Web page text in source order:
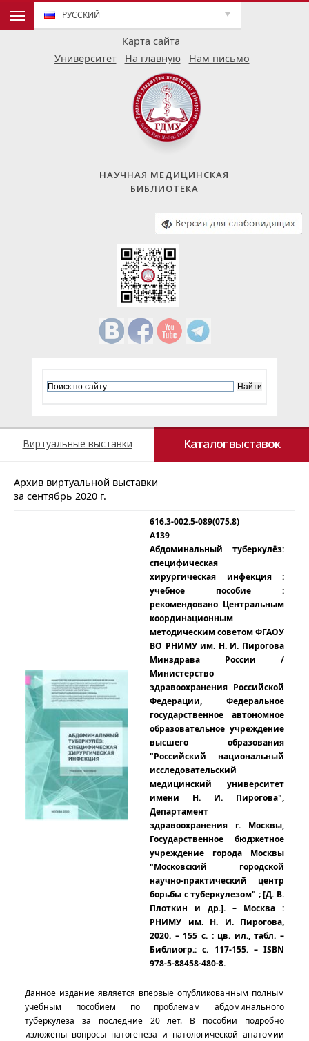
Карта сайта
РУССКИЙ
Университет На главную Нам письмо
НАУЧНАЯ МЕДИЦИНСКАЯ
БИБЛИОТЕКА
Виртуальные выставки Каталог выставок
Архив виртуальной выставки
за сентябрь 2020 г.
616.3-002.5-089(075.8)
А139
Абдоминальный туберкулёз:
специфическая
хирургическая инфекция :
учебное пособие :
рекомендовано Центральным
координационным
методическим советом ФГАОУ
ВО РНИМУ им. Н. И. Пирогова
Минздрава России /
Министерство
здравоохранения Российской
Федерации, Федеральное
государственное автономное
образовательное учреждение
высшего образования
"Российский национальный
исследовательский
медицинский университет
имени Н. И. Пирогова",
Департамент
здравоохранения г. Москвы,
Государственное бюджетное
учреждение города Москвы
"Московский городской
научно-практический центр
борьбы с туберкулезом" ; [Д. В.
Плоткин и др.]. – Москва :
РНИМУ им. Н. И. Пирогова,
2020. – 155 с. : цв. ил., табл. –
Библиогр.: с. 117-155. – ISBN
978-5-88458-480-8.
Данное издание является впервые опубликованным полным
учебным пособием по проблемам абдоминального
туберкулёза за последние 20 лет. В пособии подробно
изложены вопросы патогенеза и патологической анатомии